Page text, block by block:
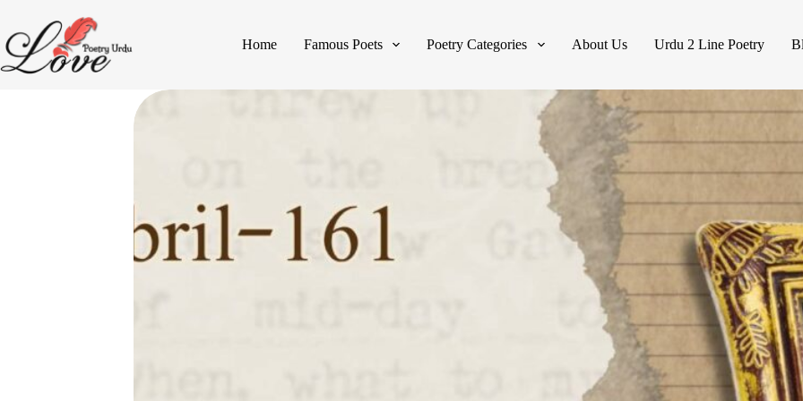
Home Famous Poets Poetry Categories About Us Urdu 2 Line Poetry